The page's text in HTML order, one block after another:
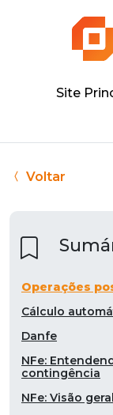
Site
Voltar
Operações
Cálculo
Danfe
NFe:
contingência
NFe: Visão